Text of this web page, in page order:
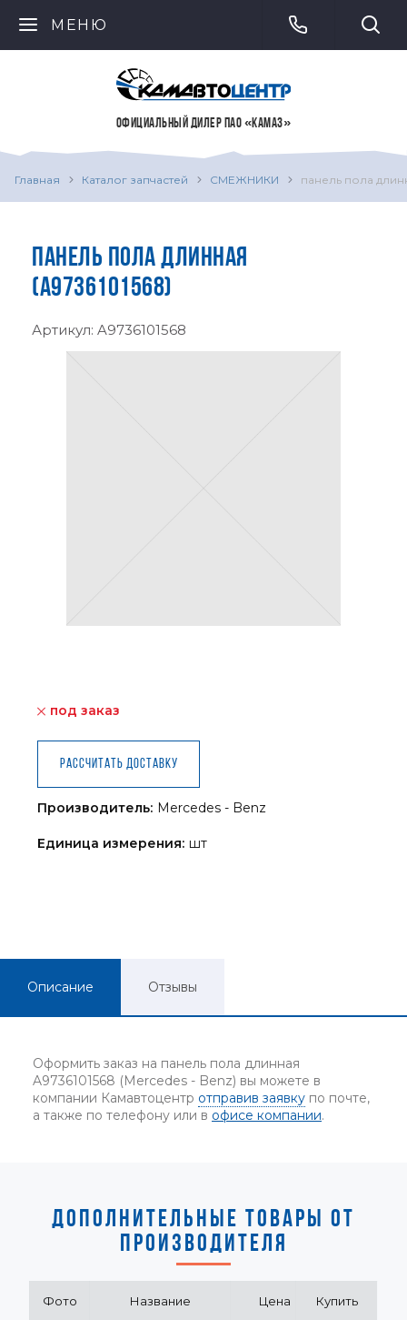
МЕНЮ
ОФИЦИАЛЬНЫЙ ДИЛЕР ПАО «КАМАЗ»
Главная Каталог запчастей СМЕЖНИКИ панель пола
ПАНЕЛЬ ПОЛА ДЛИННАЯ
(A9736101568)
Артикул: A9736101568
под заказ
Рассчитать доставку
Производитель: Mercedes - Benz
Единица измерения: шт
Описание Отзывы
Оформить заказ на панель пола длинная
A9736101568 (Mercedes - Benz) вы можете в
компании Камавтоцентр отправив заявку по почте,
а также по телефону или в офисе компании.
ДОПОЛНИТЕЛЬНЫЕ ТОВАРЫ ОТ
ПРОИЗВОДИТЕЛЯ
Фото Название Цена Купить